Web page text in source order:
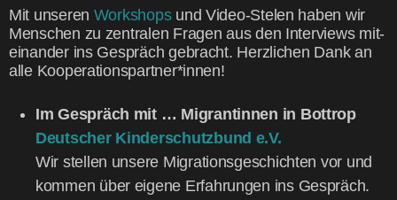
Mit unse­ren Work­shopsund Video-Ste­len haben wir
Men­schen zu zen­tra­len Fra­gen aus den Inter­views mit­
ein­an­der ins Gespräch gebracht. Herz­li­chen Dank an
alle Kooperationspartner*innen!
Im Gespräch mit … Migran­tin­nen in Bot­trop
Deut­scher Kin­der­schutz­bund e.V.
Wir stel­len unse­re Migra­ti­ons­ge­schich­ten vor und
kom­men über eige­ne Erfah­run­gen ins Gespräch.